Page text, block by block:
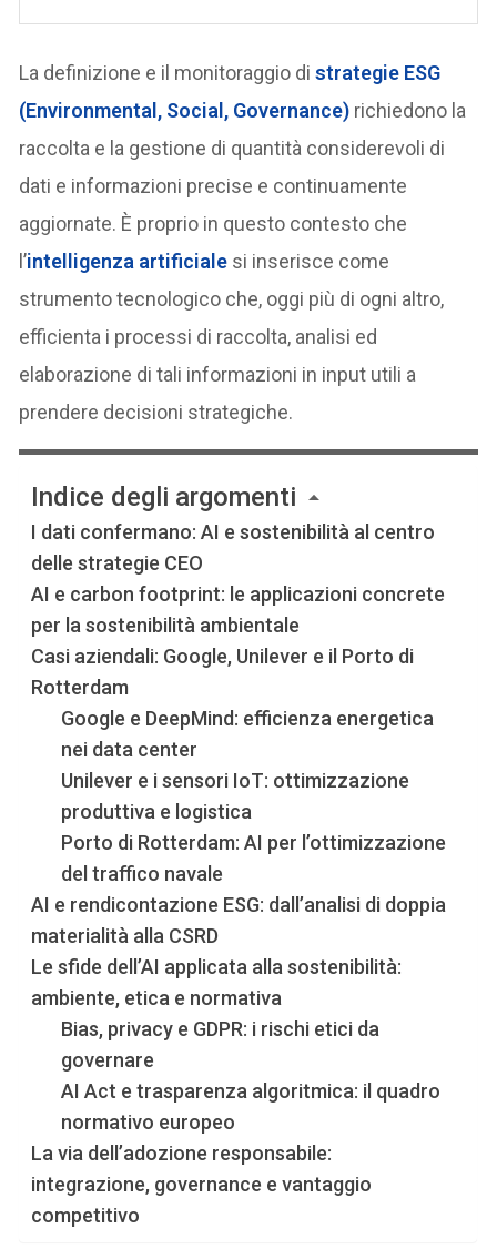
La definizione e il monitoraggio distrategie ESG
(Environmental, Social, Governance) richiedono la
raccolta e la gestione di quantità considerevoli di
dati e informazioni precise e continuamente
aggiornate. È proprio in questo contesto che
l’intelligenza artificiale si inserisce come
strumento tecnologico che, oggi più di ogni altro,
efficienta i processi di raccolta, analisi ed
elaborazione di tali informazioni in input utili a
prendere decisioni strategiche.
Indice degli argomenti
I dati confermano: AI e sostenibilità al centro
delle strategie CEO
AI e carbon footprint: le applicazioni concrete
per la sostenibilità ambientale
Casi aziendali: Google, Unilever e il Porto di
Rotterdam
Google e DeepMind: efficienza energetica
nei data center
Unilever e i sensori IoT: ottimizzazione
produttiva e logistica
Porto di Rotterdam: AI per l’ottimizzazione
del traffico navale
AI e rendicontazione ESG: dall’analisi di doppia
materialità alla CSRD
Le sfide dell’AI applicata alla sostenibilità:
ambiente, etica e normativa
Bias, privacy e GDPR: i rischi etici da
governare
AI Act e trasparenza algoritmica: il quadro
normativo europeo
La via dell’adozione responsabile:
integrazione, governance e vantaggio
competitivo